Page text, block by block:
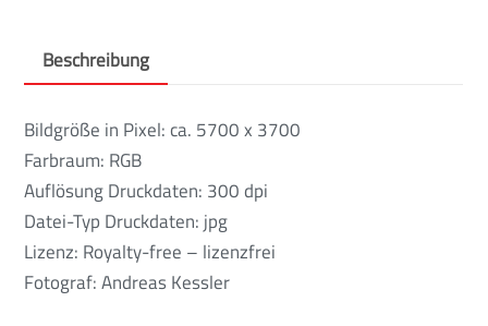
Beschreibung
Bildgröße in Pixel: ca. 5700 x 3700
Farbraum: RGB
Auflösung Druckdaten: 300 dpi
Datei-Typ Druckdaten: jpg
Lizenz: Royalty-free – lizenzfrei
Fotograf: Andreas Kessler